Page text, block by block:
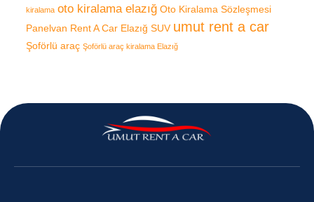
kiralama oto kiralama elazığ Oto Kiralama Sözleşmesi
Panelvan Rent A Car Elazığ SUV umut rent a car
Şoförlü araç Şoförlü araç kiralama Elazığ